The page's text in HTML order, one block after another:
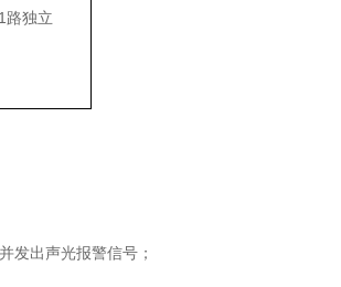
路独立
发出声光报警信号；